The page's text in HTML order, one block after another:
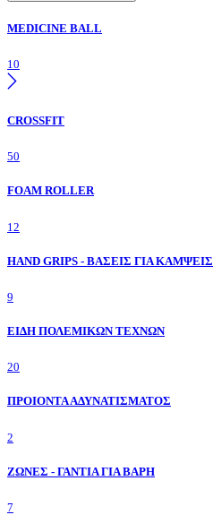
MEDICINE BALL
10
CROSSFIT
50
FOAM ROLLER
12
HAND GRIPS - ΒΑΣΕΙΣ ΓΙΑ ΚΑΜΨΕΙΣ
9
ΕΙΔΗ ΠΟΛΕΜΙΚΩΝ ΤΕΧΝΩΝ
20
ΠΡΟΙΟΝΤΑ ΑΔΥΝΑΤΙΣΜΑΤΟΣ
2
ΖΩΝΕΣ - ΓΑΝΤΙΑ ΓΙΑ ΒΑΡΗ
7